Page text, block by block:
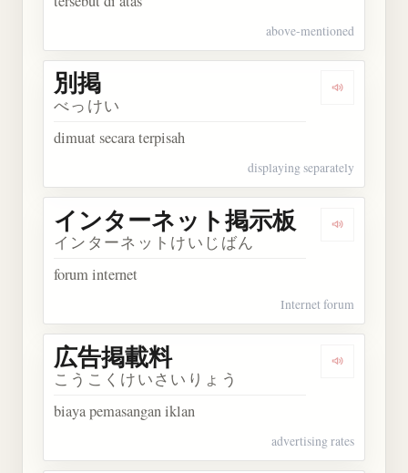
above-mentioned
Dengarkan
別掲
べっけい
dimuat secara terpisah
displaying separately
Dengarkan
インターネット掲示板
インターネットけいじばん
forum internet
Internet forum
Dengarkan
広告掲載料
こうこくけいさいりょう
biaya pemasangan iklan
advertising rates